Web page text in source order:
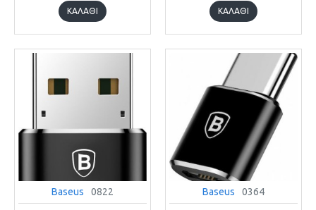
ΚΑΛΆΘΙ ΚΑΛΆΘΙ
Baseus 0822 Baseus 0364